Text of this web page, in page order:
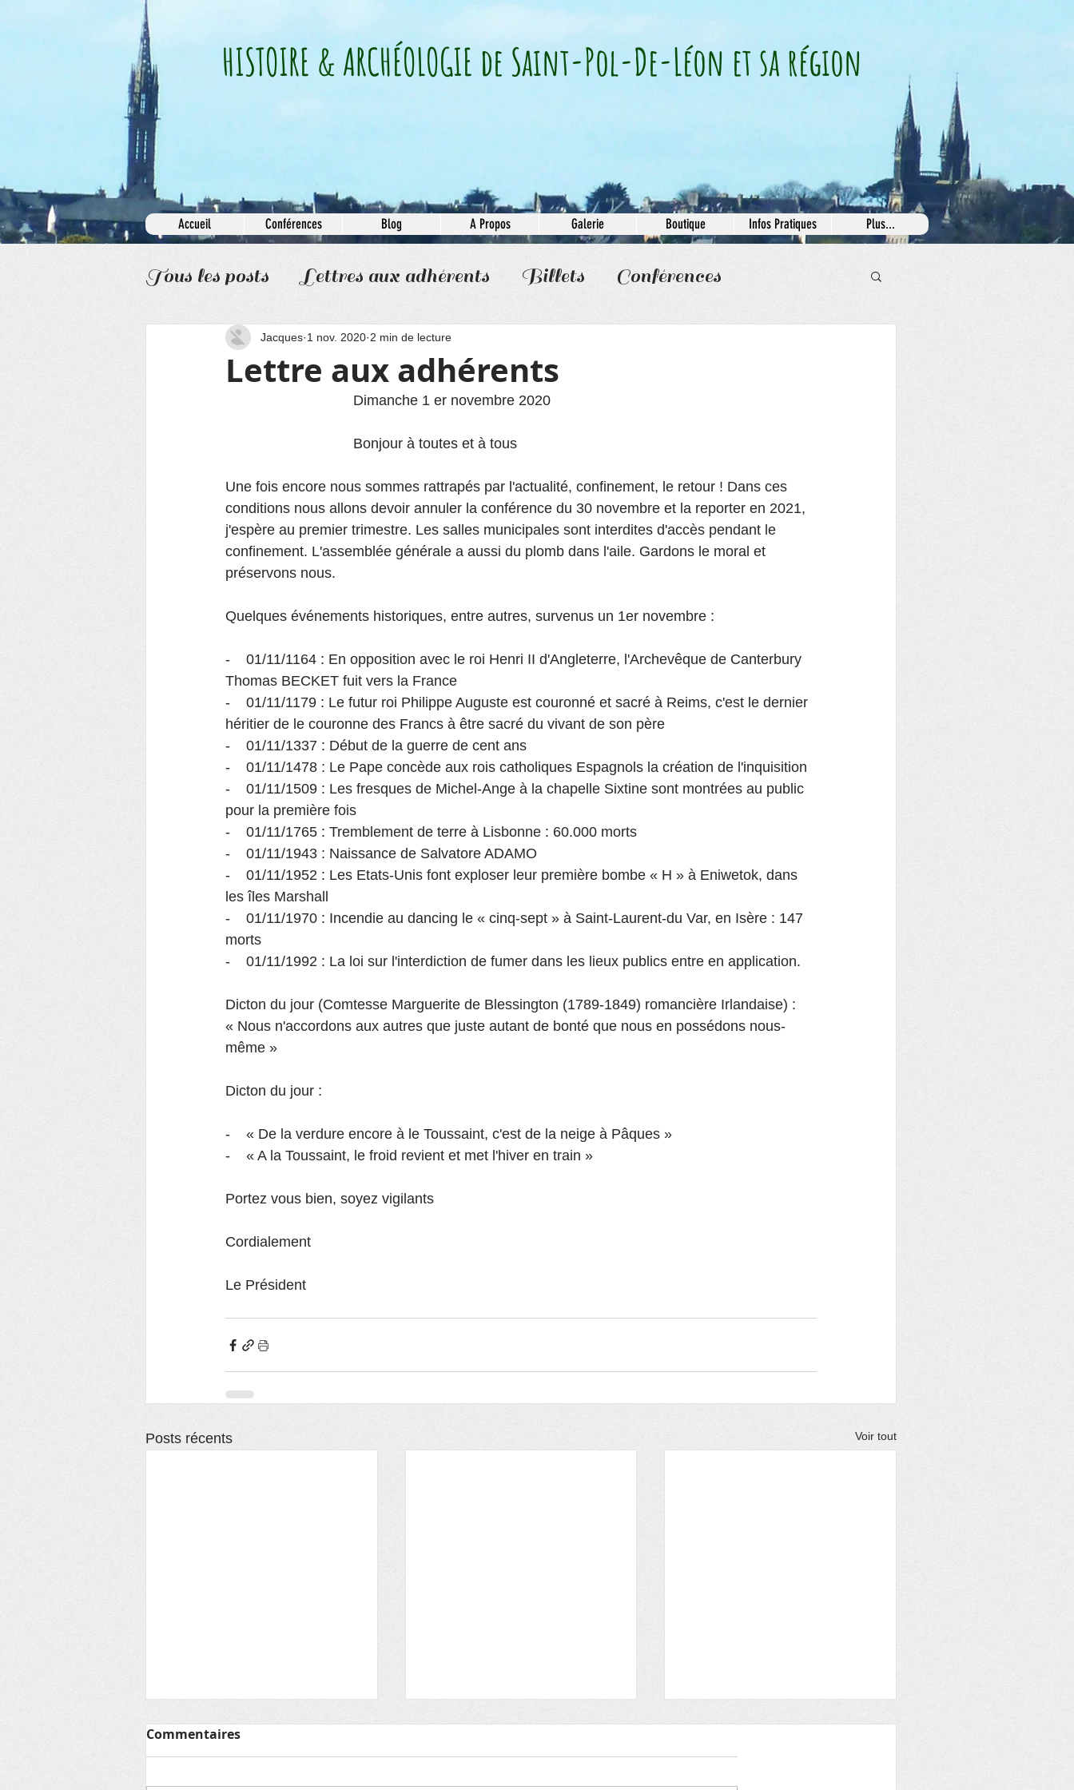
HISTOIRE & ARCHÉOLOGIE​ de Saint-Pol-De-Léon et sa région
Accueil Conférences Blog A Propos Galerie Boutique Infos Pratiques Plus...
Tous les posts Lettres aux adhérents Billets Conférences
Informations
Lettre aux adhérents
Jacques 1 nov. 2020 2 min de lecture
				Dimanche 1 er novembre 2020
				Bonjour à toutes et à tous
Une fois encore nous sommes rattrapés par l'actualité, confinement, le retour ! Dans ces
conditions nous allons devoir annuler la conférence du 30 novembre et la reporter en 2021,
j'espère au premier trimestre. Les salles municipales sont interdites d'accès pendant le
confinement. L'assemblée générale a aussi du plomb dans l'aile. Gardons le moral et
préservons nous.
Quelques événements historiques, entre autres, survenus un 1er novembre :
-    01/11/1164 : En opposition avec le roi Henri II d'Angleterre, l'Archevêque de Canterbury
Thomas BECKET fuit vers la France
-    01/11/1179 : Le futur roi Philippe Auguste est couronné et sacré à Reims, c'est le dernier
héritier de le couronne des Francs à être sacré du vivant de son père
-    01/11/1337 : Début de la guerre de cent ans
-    01/11/1478 : Le Pape concède aux rois catholiques Espagnols la création de l'inquisition
-    01/11/1509 : Les fresques de Michel-Ange à la chapelle Sixtine sont montrées au public
pour la première fois
-    01/11/1765 : Tremblement de terre à Lisbonne : 60.000 morts
-    01/11/1943 : Naissance de Salvatore ADAMO
-    01/11/1952 : Les Etats-Unis font exploser leur première bombe « H » à Eniwetok, dans
les îles Marshall
-    01/11/1970 : Incendie au dancing le « cinq-sept » à Saint-Laurent-du Var, en Isère : 147
morts
-    01/11/1992 : La loi sur l'interdiction de fumer dans les lieux publics entre en application.
Dicton du jour (Comtesse Marguerite de Blessington (1789-1849) romancière Irlandaise) :
« Nous n'accordons aux autres que juste autant de bonté que nous en possédons nous-
même »
Dicton du jour :
-    « De la verdure encore à le Toussaint, c'est de la neige à Pâques »
-    « A la Toussaint, le froid revient et met l'hiver en train »
Portez vous bien, soyez vigilants
Cordialement
Le Président
Posts récents Voir tout
.
SORTIE CULTURELLE
Lundi 20 Juin 2022 Visite du
Commentaires